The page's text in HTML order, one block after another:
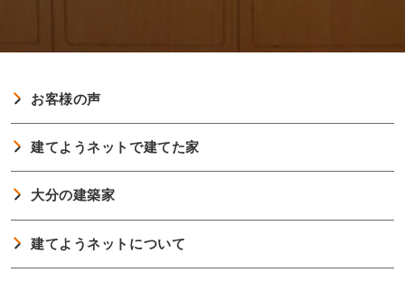
お客様の声
建てようネットで建てた家
大分の建築家
建てようネットについて